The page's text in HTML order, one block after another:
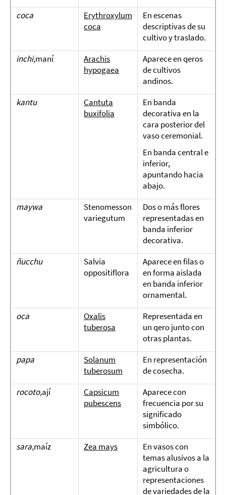
coca
Erythroxylum
coca
En escenas
descriptivas de su
cultivo y traslado.
inchi,maní
Arachis
hypogaea
Aparece en qeros
de cultivos
andinos.
kantu
Cantuta
buxifolia
En banda
decorativa en la
cara posterior del
vaso ceremonial.
En banda central e
inferior,
apuntando hacia
abajo.
maywa
Stenomesson
variegutum
Dos o más flores
representadas en
banda inferior
decorativa.
ñucchu
Salvia
oppositiflora
Aparece en filas o
en forma aislada
en banda inferior
ornamental.
oca
Oxalis
tuberosa
Representada en
un qero junto con
otras plantas.
papa
Solanum
tuberosum
En representación
de cosecha.
rocoto,ají
Capsicum
pubescens
Aparece con
frecuencia por su
significado
simbólico.
sara,maíz Zea mays
En vasos con
temas alusivos a la
agricultura o
representaciones
de variedades de la